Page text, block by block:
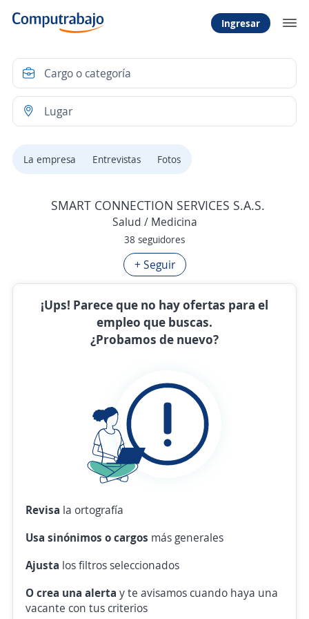
Ingresar
La empresa Entrevistas Fotos
SMART CONNECTION SERVICES S.A.S.
Salud / Medicina
38 seguidores
+ Seguir
¡Ups! Parece que no hay ofertas para el
empleo que buscas.
¿Probamos de nuevo?
Revisa la ortografía
Usa sinónimos o cargos más generales
Ajusta los filtros seleccionados
O crea una alerta y te avisamos cuando haya una
vacante con tus criterios